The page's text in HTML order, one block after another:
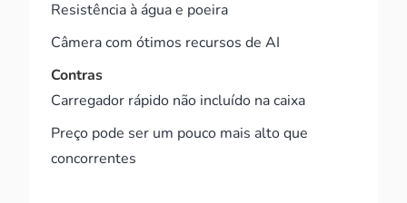
Resistência à água e poeira
Câmera com ótimos recursos de AI
Contras
Carregador rápido não incluído na caixa
Preço pode ser um pouco mais alto que
concorrentes